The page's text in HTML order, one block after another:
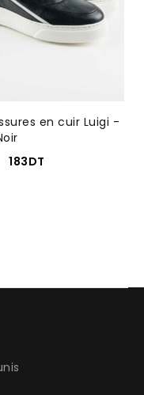
en cuir Luigi -
183DT